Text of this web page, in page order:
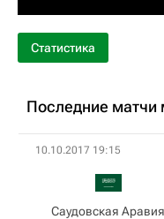
Статистика
Последние матчи
10.10.2017 19:15
Саудовская Аравия